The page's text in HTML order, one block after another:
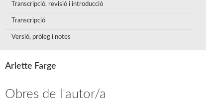
Transcripció, revisió i introducció
Transcripció
Versió, pròleg i notes
Arlette Farge
Obres de l'autor/a